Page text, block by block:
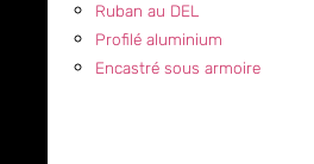
Ruban au DEL
Profilé aluminium
Encastré sous armoire